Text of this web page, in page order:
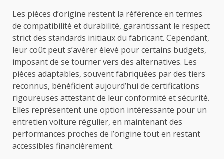
Les pièces d’origine restent la référence en termes
de compatibilité et durabilité, garantissant le respect
strict des standards initiaux du fabricant. Cependant,
leur coût peut s’avérer élevé pour certains budgets,
imposant de se tourner vers des alternatives. Les
pièces adaptables, souvent fabriquées par des tiers
reconnus, bénéficient aujourd’hui de certifications
rigoureuses attestant de leur conformité et sécurité.
Elles représentent une option intéressante pour un
entretien voiture régulier, en maintenant des
performances proches de l’origine tout en restant
accessibles financièrement.